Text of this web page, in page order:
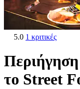
5.0 1 κριτικές
το Street